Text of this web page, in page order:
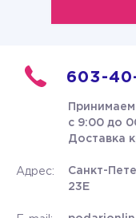
603-
Принимаем
с 9:00 до
Доставка
Адрес:
Санкт-
23Е